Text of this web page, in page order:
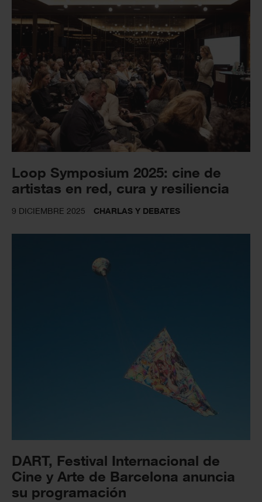
Loop Symposium 2025: cine de
artistas en red, cura y resiliencia
9 DICIEMBRE 2025 CHARLAS Y DEBATES
DART, Festival Internacional de
Cine y Arte de Barcelona anuncia
su programación